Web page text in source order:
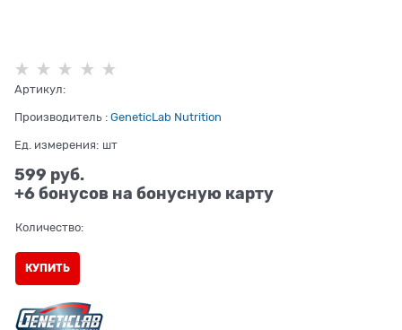
Артикул:
Производитель : GeneticLab Nutrition
Ед. измерения: шт
599 руб.
+6 бонусов на бонусную карту
Количество:
КУПИТЬ